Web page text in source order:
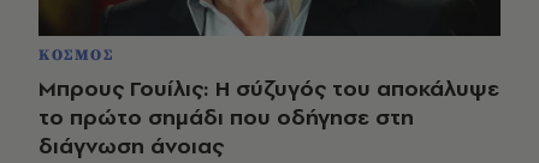
ΚΟΣΜΟΣ
Μπρους Γουίλις: Η σύζυγός του αποκάλυψε
το πρώτο σημάδι που οδήγησε στη
διάγνωση άνοιας